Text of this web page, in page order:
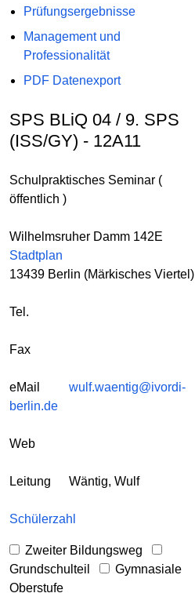
Prüfungsergebnisse
Management und
Professionalität
PDF Datenexport
SPS BLiQ 04 / 9. SPS
(ISS/GY) - 12A11
Schulpraktisches Seminar (
öffentlich )
Wilhelmsruher Damm 142E
Stadtplan
13439 Berlin (Märkisches Viertel)
Tel.
Fax
eMail
wulf.waentig@ivordi-
berlin.de
Web
Leitung Wäntig, Wulf
Schülerzahl
Zweiter Bildungsweg
Grundschulteil
Gymnasiale
Oberstufe